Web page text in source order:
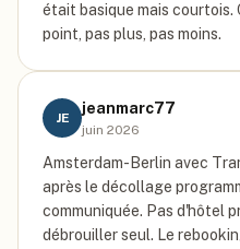
était basique mais
point, pas plus, pas moins.
JE
jeanmarc77
juin 2026
Amsterdam-Berlin avec
après le décollage
communiquée. Pas d'hôtel
débrouiller seul. Le